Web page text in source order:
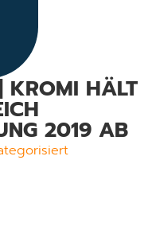
KROMI HÄLT
2019 AB